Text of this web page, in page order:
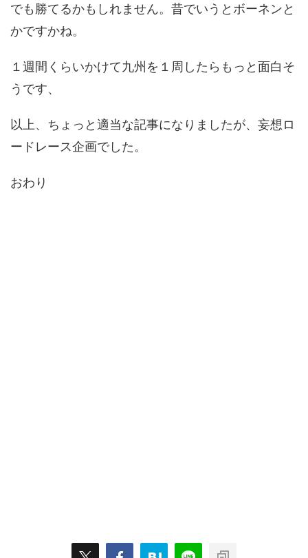
でも勝てるかもしれません。昔でいうとボーネンと
かですかね。
１週間くらいかけて九州を１周したらもっと面白そ
うです、
以上、ちょっと適当な記事になりましたが、妄想ロ
ードレース企画でした。
おわり